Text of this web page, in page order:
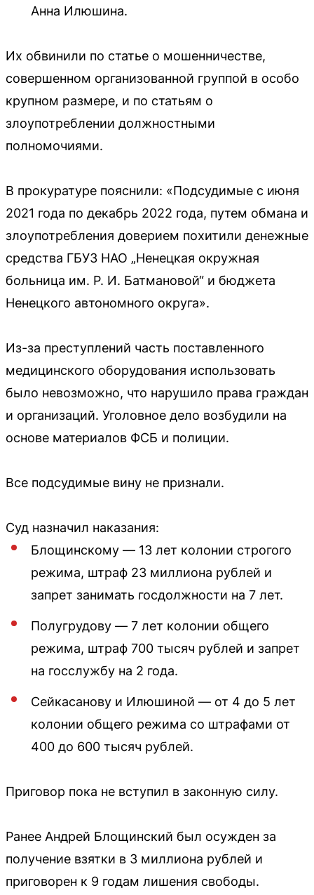
Анна Илюшина.
Их обвинили по статье о мошенничестве,
совершенном организованной группой в особо
крупном размере, и по статьям о
злоупотреблении должностными
полномочиями.
В прокуратуре пояснили: «Подсудимые с июня
2021 года по декабрь 2022 года, путем обмана и
злоупотребления доверием похитили денежные
средства ГБУЗ НАО „Ненецкая окружная
больница им. Р. И. Батмановой“ и бюджета
Ненецкого автономного округа».
Из-за преступлений часть поставленного
медицинского оборудования использовать
было невозможно, что нарушило права граждан
и организаций. Уголовное дело возбудили на
основе материалов ФСБ и полиции.
Все подсудимые вину не признали.
Суд назначил наказания:
Блощинскому — 13 лет колонии строгого
режима, штраф 23 миллиона рублей и
запрет занимать госдолжности на 7 лет.
Полугрудову — 7 лет колонии общего
режима, штраф 700 тысяч рублей и запрет
на госслужбу на 2 года.
Сейкасанову и Илюшиной — от 4 до 5 лет
колонии общего режима со штрафами от
400 до 600 тысяч рублей.
Приговор пока не вступил в законную силу.
Ранее Андрей Блощинский был осужден за
получение взятки в 3 миллиона рублей и
приговорен к 9 годам лишения свободы.